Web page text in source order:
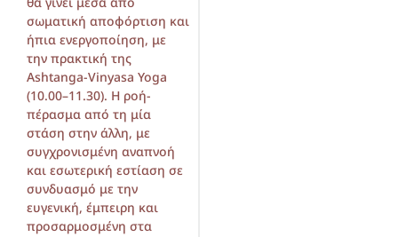
σωματική αποφόρτιση και
ήπια ενεργοποίηση, με
την πρακτική της
Ashtanga-Vinyasa Yoga
(10.00–11.30). Η ροή-
πέρασμα από τη μία
στάση στην άλλη, με
συγχρονισμένη αναπνοή
και εσωτερική εστίαση σε
συνδυασμό με την
ευγενική, έμπειρη και
προσαρμοσμένη στα